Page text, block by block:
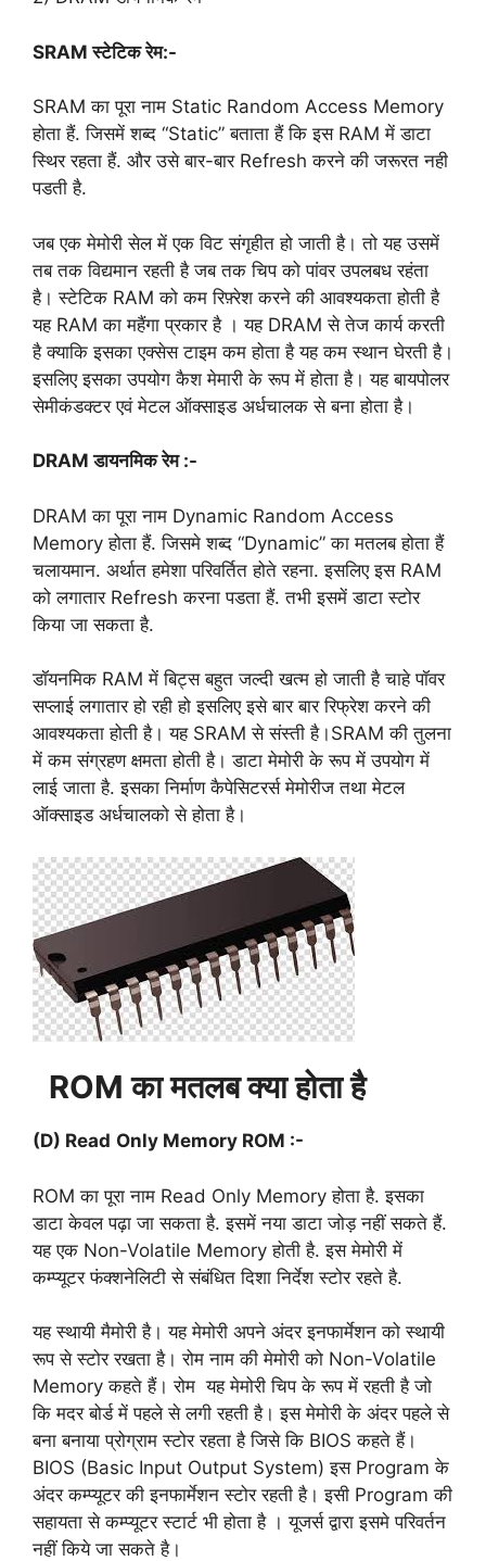
SRAM स्टेटिक रेम:-
SRAM का पूरा नाम Static Random Access Memory
होता हैं. जिसमें शब्द “Static” बताता हैं कि इस RAM में डाटा
स्थिर रहता हैं. और उसे बार-बार Refresh करने की जरूरत नही
पडती है.
जब एक मेमोरी सेल में एक विट संगृहीत हो जाती है। तो यह उसमें
तब तक विद्यमान रहती है जब तक चिप को पांवर उपलबध रहंता
है। स्टेटिक RAM को कम रिफ़्रेश करने की आवश्यकता होती है
यह RAM का महैंगा प्रकार है । यह DRAM से तेज कार्य करती
है क्याकि इसका एक्सेस टाइम कम होता है यह कम स्थान घेरती है।
इसलिए इसका उपयोग कैश मेमारी के रूप में होता है। यह बायपोलर
सेमीकंडक्टर एवं मेटल ऑक्साइड अर्धचालक से बना होता है।
DRAM डायनमिक रेम :-
DRAM का पूरा नाम Dynamic Random Access
Memory होता हैं. जिसमे शब्द “Dynamic” का मतलब होता हैं
चलायमान. अर्थात हमेशा परिवर्तित होते रहना. इसलिए इस RAM
को लगातार Refresh करना पडता हैं. तभी इसमें डाटा स्टोर
किया जा सकता है.
डॉयनमिक RAM में बिट्स बहुत जल्दी खत्म हो जाती है चाहे पॉवर
सप्लाई लगातार हो रही हो इसलिए इसे बार बार रिफ्रेश करने की
आवश्यकता होती है। यह SRAM से संस्ती है।SRAM की तुलना
में कम संग्रहण क्षमता होती है। डाटा मेमोरी के रूप में उपयोग में
लाई जाता है. इसका निर्माण कैपेसिटरर्स मेमोरीज तथा मेटल
ऑक्साइड अर्धचालको से होता है।
ROM का मतलब क्या होता है
(D) Read Only Memory ROM :-
ROM का पूरा नाम Read Only Memory होता है. इसका
डाटा केवल पढ़ा जा सकता है. इसमें नया डाटा जोड़ नहीं सकते हैं.
यह एक Non-Volatile Memory होती है. इस मेमोरी में
कम्प्यूटर फंक्शनेलिटी से संबंधित दिशा निर्देश स्टोर रहते है.
यह स्थायी मैमोरी है। यह मेमोरी अपने अंदर इनफार्मेशन को स्थायी
रूप से स्टोर रखता है। रोम नाम की मेमोरी को Non-Volatile
Memory कहते हैं। रोम यह मेमोरी चिप के रूप में रहती है जो
कि मदर बोर्ड में पहले से लगी रहती है। इस मेमोरी के अंदर पहले से
बना बनाया प्रोग्राम स्टोर रहता है जिसे कि BIOS कहते हैं।
BIOS (Basic Input Output System) इस Program के
अंदर कम्प्यूटर की इनफार्मेशन स्टोर रहती है। इसी Program की
सहायता से कम्प्यूटर स्टार्ट भी होता है । यूजर्स द्वारा इसमे परिवर्तन
नहीं किये जा सकते है।